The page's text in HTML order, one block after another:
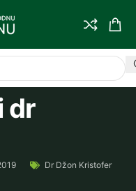
dr
Dr Džon Kristofer